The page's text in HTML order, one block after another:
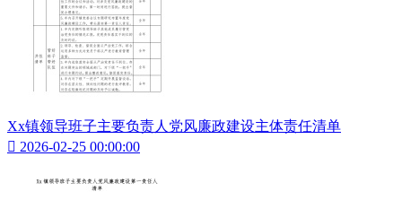
Xx镇领导班子主要负责人党风廉政建设主体责任清单
 2026-02-25 00:00:00